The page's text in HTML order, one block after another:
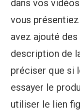
dans vos
vous
avez ajouté
description de
préciser que si
essayer le
utiliser le lien